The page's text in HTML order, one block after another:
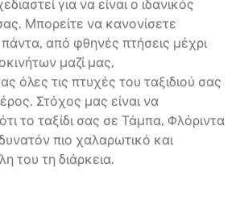
για να είναι ο ιδανικός
Μπορείτε να κανονίσετε
από φθηνές πτήσεις μέχρι
μαζί μας,
όλες τις πτυχές του ταξιδιού σας
Στόχος μας είναι να
το ταξίδι σας σε Τάμπα, Φλόριντα
πιο χαλαρωτικό και
του τη διάρκεια.